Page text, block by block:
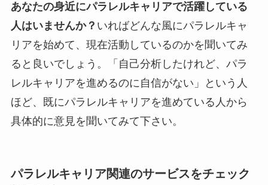
あなたの身近にパラレルキャリアで活躍している
人はいませんか？ いればどんな風にパラレルキャ
リアを始めて、現在活動しているのかを聞いてみ
ると良いでしょう。「自己分析したけれど、パラ
レルキャリアを進めるのに自信がない」という人
ほど、既にパラレルキャリアを進めている人から
具体的に意見を聞いてみて下さい。
パラレルキャリア関連のサービスをチェック